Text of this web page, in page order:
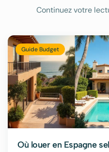
Continuez votre
Guide Budget
Où louer en Espagne